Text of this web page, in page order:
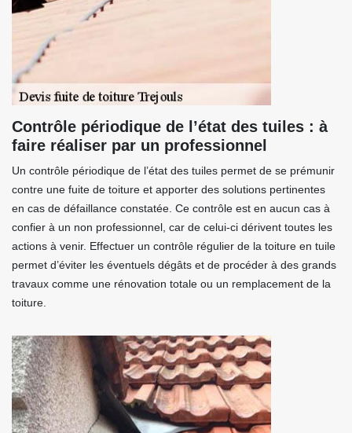
Contrôle périodique de l’état des tuiles : à
faire réaliser par un professionnel
Un contrôle périodique de l’état des tuiles permet de se prémunir
contre une fuite de toiture et apporter des solutions pertinentes
en cas de défaillance constatée. Ce contrôle est en aucun cas à
confier à un non professionnel, car de celui-ci dérivent toutes les
actions à venir. Effectuer un contrôle régulier de la toiture en tuile
permet d’éviter les éventuels dégâts et de procéder à des grands
travaux comme une rénovation totale ou un remplacement de la
toiture.